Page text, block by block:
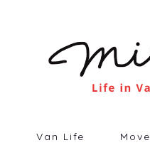
Van Life Move